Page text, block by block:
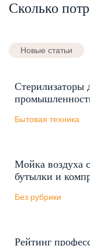
Сколько
Новые статьи
Стерилизаторы
Бытовая техника
Мойка воздуха
бутылки и
Без рубрики
Рейтинг